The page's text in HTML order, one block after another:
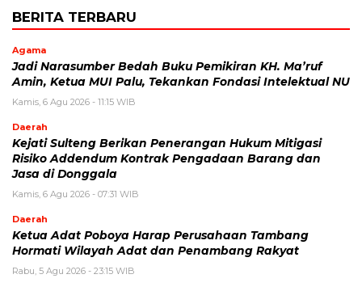
BERITA TERBARU
Agama
Jadi Narasumber Bedah Buku Pemikiran KH. Ma’ruf
Amin, Ketua MUI Palu, Tekankan Fondasi Intelektual NU
Kamis, 6 Agu 2026 - 11:15 WIB
Daerah
Kejati Sulteng Berikan Penerangan Hukum Mitigasi
Risiko Addendum Kontrak Pengadaan Barang dan
Jasa di Donggala
Kamis, 6 Agu 2026 - 07:31 WIB
Daerah
Ketua Adat Poboya Harap Perusahaan Tambang
Hormati Wilayah Adat dan Penambang Rakyat
Rabu, 5 Agu 2026 - 23:15 WIB